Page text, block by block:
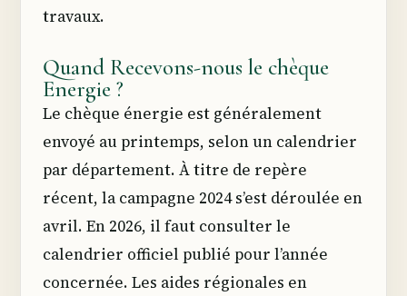
travaux.
Quand Recevons-nous le chèque
Energie ?
Le chèque énergie est généralement
envoyé au printemps, selon un calendrier
par département. À titre de repère
récent, la campagne 2024 s’est déroulée en
avril. En 2026, il faut consulter le
calendrier officiel publié pour l’année
concernée. Les aides régionales en